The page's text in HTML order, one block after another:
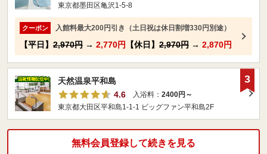
東京都墨田区亀沢1-5-8
クーポン 入館料最大200円引き（土日祝は休日割増330円別途）
【平日】 2,970円 → 2,770円 【休日】 2,970円 → 2,870円
天然温泉平和島
4.6
入浴料： 2400円～
東京都大田区平和島1-1-1 ビッグファン平和島2F
3
無料会員登録して続きを見る